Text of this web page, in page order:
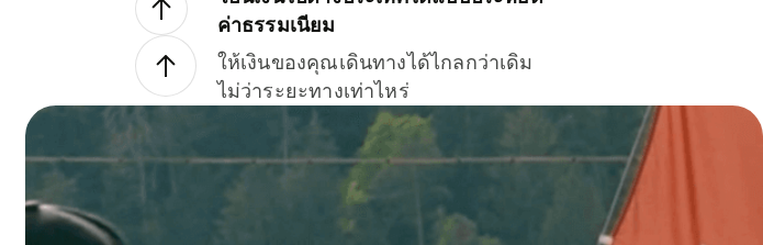
ค่าธรรมเนียม
ให้เงินของคุณเดินทางได้ไกลกว่าเดิม
ไม่ว่าระยะทางเท่าไหร่